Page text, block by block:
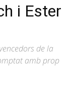
i Ester
de la
amb prop